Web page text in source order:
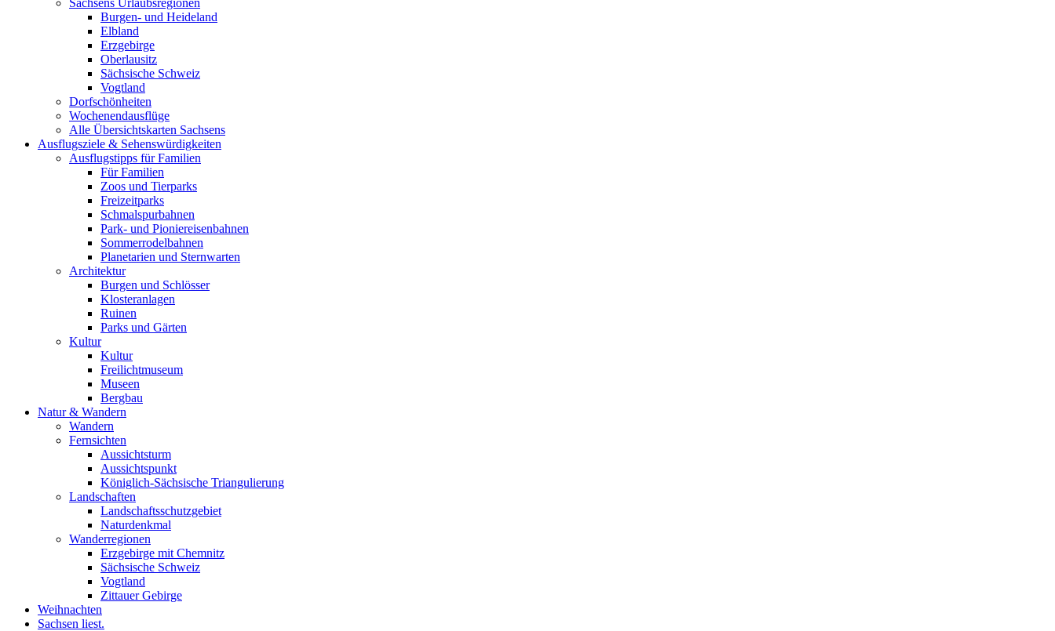
Sachsens Urlaubsregionen
Burgen- und Heideland
Elbland
Erzgebirge
Oberlausitz
Sächsische Schweiz
Vogtland
Dorfschönheiten
Wochenendausflüge
Alle Übersichtskarten Sachsens
Ausflugsziele & Sehenswürdigkeiten
Ausflugstipps für Familien
Für Familien
Zoos und Tierparks
Freizeitparks
Schmalspurbahnen
Park- und Pioniereisenbahnen
Sommerrodelbahnen
Planetarien und Sternwarten
Architektur
Burgen und Schlösser
Klosteranlagen
Ruinen
Parks und Gärten
Kultur
Kultur
Freilichtmuseum
Museen
Bergbau
Natur & Wandern
Wandern
Fernsichten
Aussichtsturm
Aussichtspunkt
Königlich-Sächsische Triangulierung
Landschaften
Landschaftsschutzgebiet
Naturdenkmal
Wanderregionen
Erzgebirge mit Chemnitz
Sächsische Schweiz
Vogtland
Zittauer Gebirge
Weihnachten
Sachsen liest.